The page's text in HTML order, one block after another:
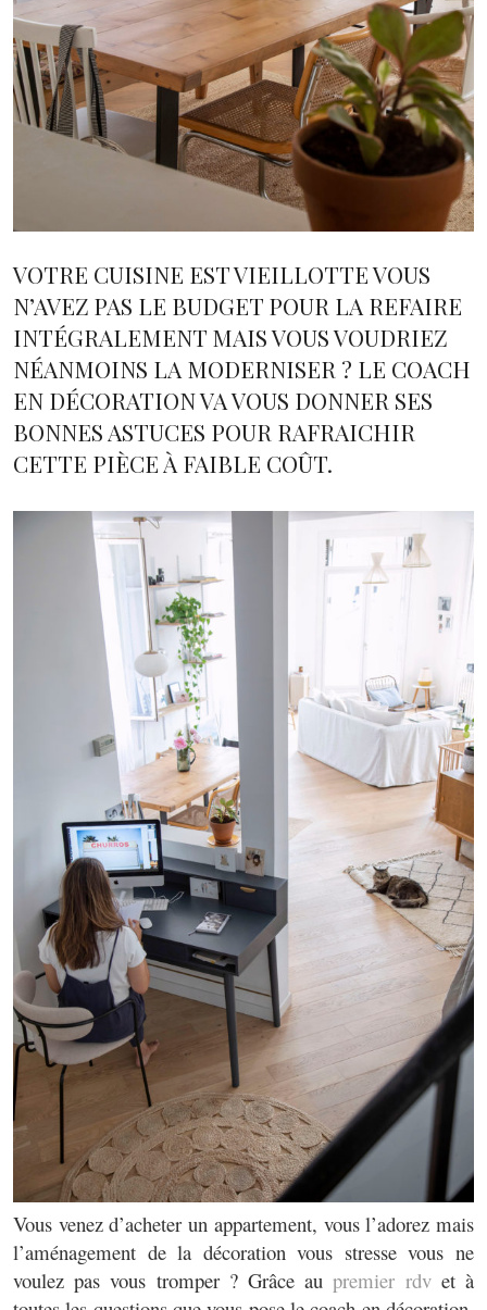
VOTRE CUISINE EST VIEILLOTTE VOUS
N’AVEZ PAS LE BUDGET POUR LA REFAIRE
INTÉGRALEMENT MAIS VOUS VOUDRIEZ
NÉANMOINS LA MODERNISER ? LE COACH
EN DÉCORATION VA VOUS DONNER SES
BONNES ASTUCES POUR RAFRAICHIR
CETTE PIÈCE À FAIBLE COÛT.
Vous venez d’acheter un appartement, vous l’adorez mais
l’aménagement de la décoration vous stresse vous ne
voulez pas vous tromper ? Grâce aupremier rdvet à